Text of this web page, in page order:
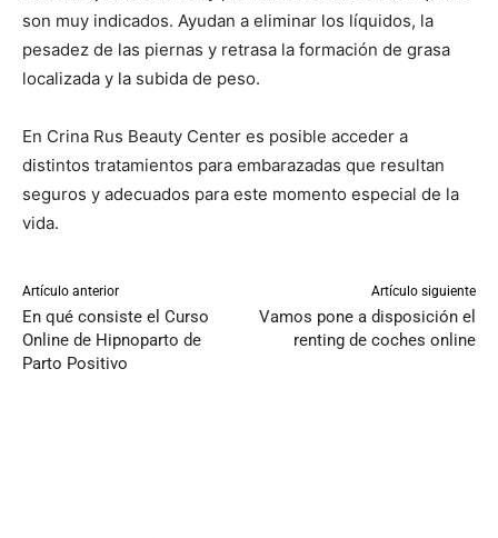
son muy indicados. Ayudan a eliminar los líquidos, la
pesadez de las piernas y retrasa la formación de grasa
localizada y la subida de peso.
En Crina Rus Beauty Center es posible acceder a
distintos tratamientos para embarazadas que resultan
seguros y adecuados para este momento especial de la
vida.
Artículo anterior
En qué consiste el Curso
Online de Hipnoparto de
Parto Positivo
Artículo siguiente
Vamos pone a disposición el
renting de coches online